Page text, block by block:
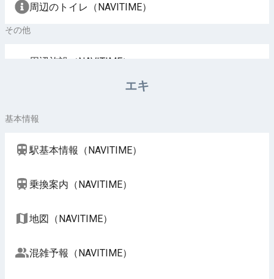
周辺のトイレ（NAVITIME）
その他
周辺施設（NAVITIME）
エキ
基本情報
駅基本情報（NAVITIME）
乗換案内（NAVITIME）
地図（NAVITIME）
混雑予報（NAVITIME）